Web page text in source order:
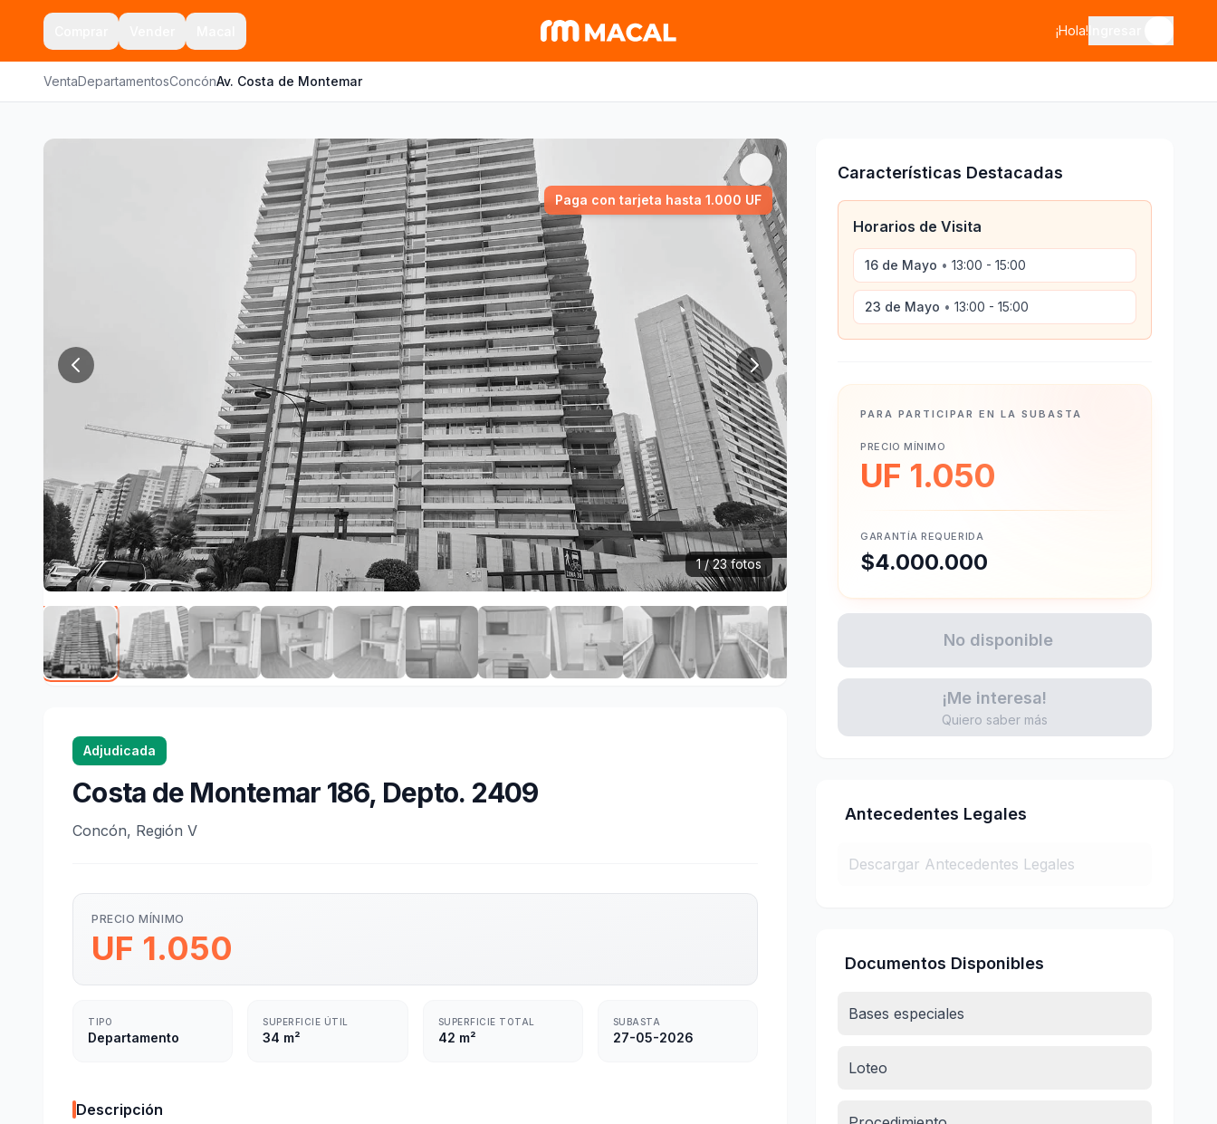
¡Hola!
VentaDepartamentosConcónAv. Costa de Montemar
1 / 23 fotos
Paga con tarjeta hasta 1.000 UF
Adjudicada
Costa de Montemar 186, Depto. 2409
Concón, Región V
PRECIO MÍNIMO
UF 1.050
TIPO
Departamento
SUPERFICIE ÚTIL
34 m²
SUPERFICIE TOTAL
42 m²
SUBASTA
27-05-2026
Descripción
Características Destacadas
Horarios de Visita
16 de Mayo • 13:00 - 15:00
23 de Mayo • 13:00 - 15:00
PARA PARTICIPAR EN LA SUBASTA
PRECIO MÍNIMO
UF 1.050
GARANTÍA REQUERIDA
$4.000.000
No disponible
¡Me interesa!
Quiero saber más
Antecedentes Legales
Descargar Antecedentes Legales
Documentos Disponibles
Bases especiales
Loteo